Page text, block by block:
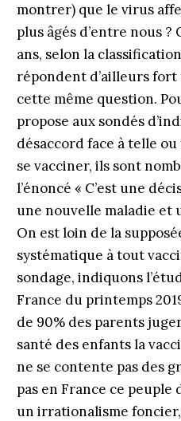
montrer) que le virus
plus âgés d’entre nous ?
ans, selon la
répondent d’ailleurs
cette même question.
propose aux sondés
désaccord face à telle
se vacciner, ils sont
l’énoncé « C’est une
une nouvelle maladie et
On est loin de la
systématique à tout
sondage, indiquons
France du printemps
de 90% des parents
santé des enfants la
ne se contente pas des
pas en France ce
un irrationalisme